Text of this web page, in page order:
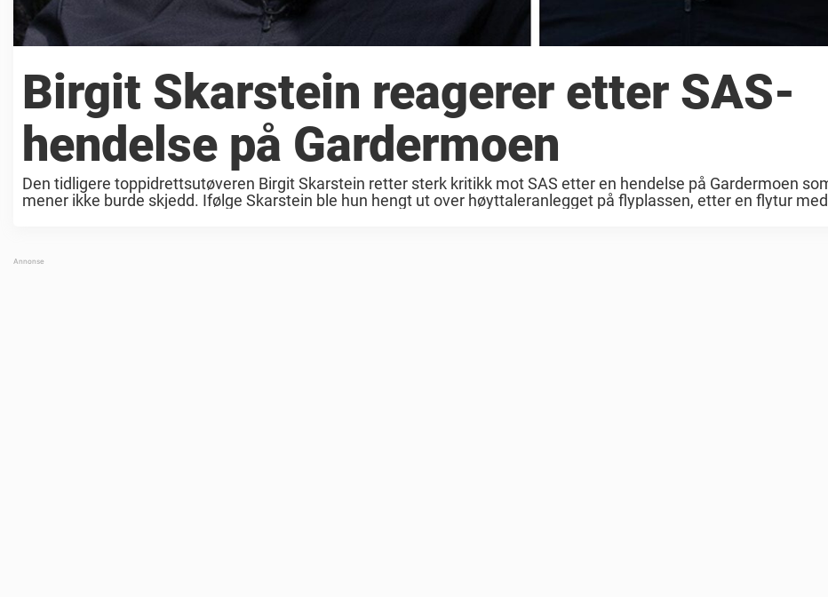
Birgit Skarstein reagerer etter SAS-
hendelse på Gardermoen
Den tidligere toppidrettsutøveren Birgit Skarstein retter sterk kritikk mot SAS etter en hendelse på Gardermoen
mener ikke burde skjedd. Ifølge Skarstein ble hun hengt ut over høyttaleranlegget på flyplassen, etter en flytur